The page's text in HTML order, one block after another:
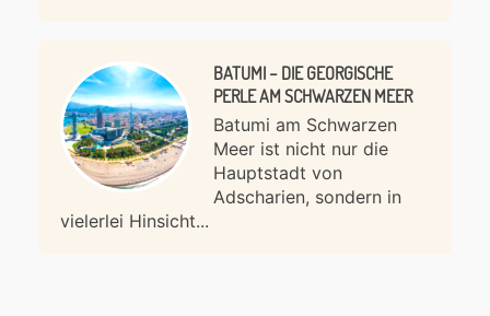
BATUMI – DIE GEORGISCHE
PERLE AM SCHWARZEN MEER
Batumi am Schwarzen
Meer ist nicht nur die
Hauptstadt von
Adscharien, sondern in
vielerlei Hinsicht...